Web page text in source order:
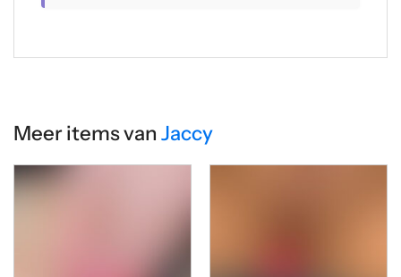
Meer items van Jaccy